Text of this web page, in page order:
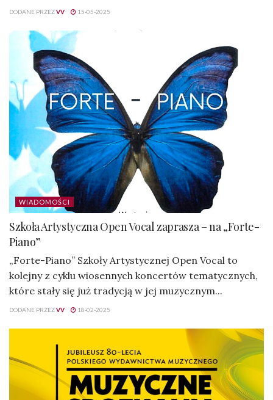
DODANE PRZEZVV 15-05-2025
WIADOMOŚCI
Szkoła Artystyczna Open Vocal zaprasza – na „Forte-
Piano”
„Forte-Piano” Szkoły Artystycznej Open Vocal to
kolejny z cyklu wiosennych koncertów tematycznych,
które stały się już tradycją w jej muzycznym...
DODANE PRZEZVV 18-02-2025